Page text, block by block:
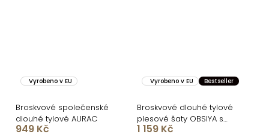
Vyrobeno v EU
Broskvové společenské
dlouhé tylové AURAC
949 Kč
Vyrobeno v EU Bestseller
Broskvové dlouhé tylové
plesové šaty OBSIYA s
vlečkou
1 159 Kč